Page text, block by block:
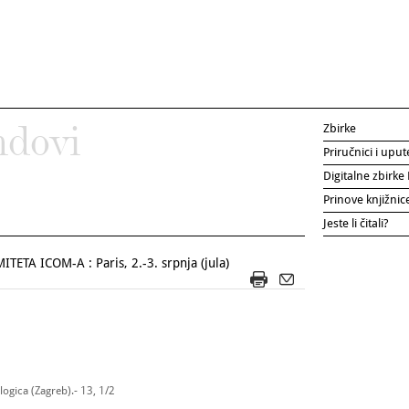
ICOM-A : Paris, 2.-3. srpnja (jula)
(Zagreb).- 13, 1/2
Zbirke
Priručnici i
Digitalne zbirke
Prinove
Jeste li čitali?